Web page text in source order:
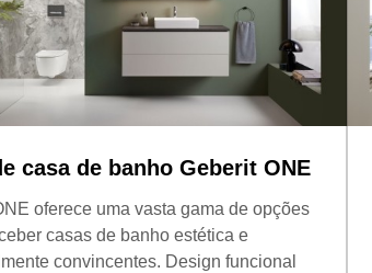
casa de banho Geberit ONE
oferece uma vasta gama de opções
casas de banho estética e
convincentes. Design funcional